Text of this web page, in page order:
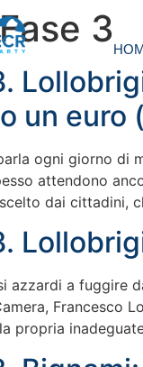
Fase 3
un euro
ogni giorno di
attendono
dai cittadini,
azzardi a fuggire
Francesco
propria